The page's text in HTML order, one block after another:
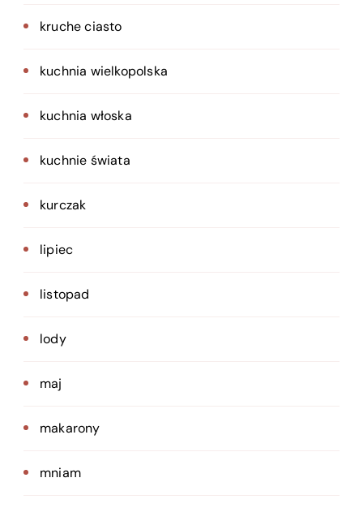
kruche ciasto
kuchnia wielkopolska
kuchnia włoska
kuchnie świata
kurczak
lipiec
listopad
lody
maj
makarony
mniam